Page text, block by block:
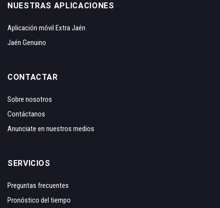
NUESTRAS APLICACIONES
Aplicación móvil Extra Jaén
Jaén Genuino
CONTACTAR
Sobre nosotros
Contáctanos
Anunciate en nuestros medios
SERVICIOS
Preguntas frecuentes
Pronóstico del tiempo